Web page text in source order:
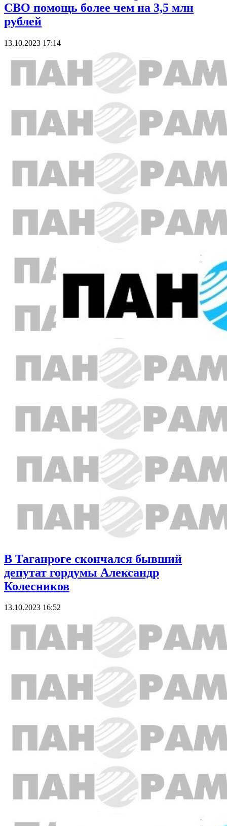
СВО помощь более чем на 3,5 млн
рублей
13.10.2023 17:14
В Таганроге скончался бывший
депутат гордумы Александр
Колесников
13.10.2023 16:52